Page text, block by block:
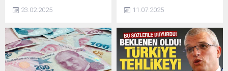
maaş zamları nedeniyle
emeklilerinin ve asgari
ücretlilerin alım gücündeki
düşüşe ilişkin konuşan Genel
Sağlık-İş Genel Başkanı Dr.
23.02.2025
356 bin lira tutarındaki
bugün çiftçilerin hesaplarına
aktarılacağını duyurdu.
11.07.2025